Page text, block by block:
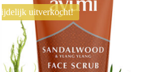
Tijdelijk uitverkocht!